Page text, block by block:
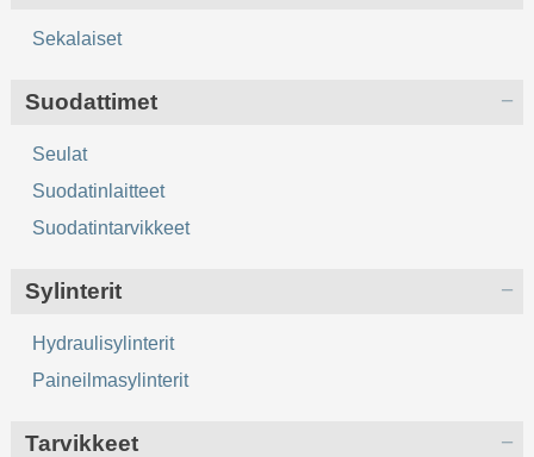
Sekalaiset
Suodattimet
Seulat
Suodatinlaitteet
Suodatintarvikkeet
Sylinterit
Hydraulisylinterit
Paineilmasylinterit
Tarvikkeet